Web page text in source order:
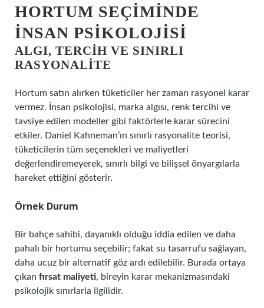
HORTUM SEÇIMINDE
İNSAN PSIKOLOJISI
ALGI, TERCIH VE SINIRLI
RASYONALITE
Hortum satın alırken tüketiciler her zaman rasyonel karar
vermez. İnsan psikolojisi, marka algısı, renk tercihi ve
tavsiye edilen modeller gibi faktörlerle karar sürecini
etkiler. Daniel Kahneman’ın sınırlı rasyonalite teorisi,
tüketicilerin tüm seçenekleri ve maliyetleri
değerlendiremeyerek, sınırlı bilgi ve bilişsel önyargılarla
hareket ettiğini gösterir.
Örnek Durum
Bir bahçe sahibi, dayanıklı olduğu iddia edilen ve daha
pahalı bir hortumu seçebilir; fakat su tasarrufu sağlayan,
daha ucuz bir alternatif göz ardı edilebilir. Burada ortaya
çıkan fırsat maliyeti, bireyin karar mekanizmasındaki
psikolojik sınırlarla ilgilidir.